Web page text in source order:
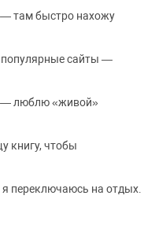
там быстро нахожу
сайты —
— люблю «живой»
книгу, чтобы
переключаюсь на отдых.